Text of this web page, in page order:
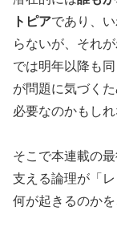
トピアであり、
らないが、それ
では明年以降も
が問題に気づく
必要なのかもしれ
そこで本連載の
支える論理が「
何が起きるのかを